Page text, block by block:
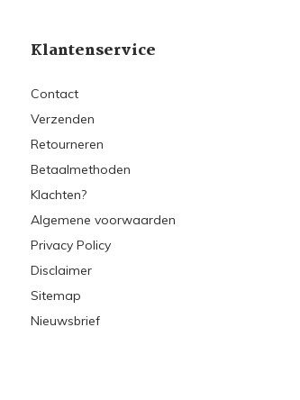
Klantenservice
Contact
Verzenden
Retourneren
Betaalmethoden
Klachten?
Algemene voorwaarden
Privacy Policy
Disclaimer
Sitemap
Nieuwsbrief